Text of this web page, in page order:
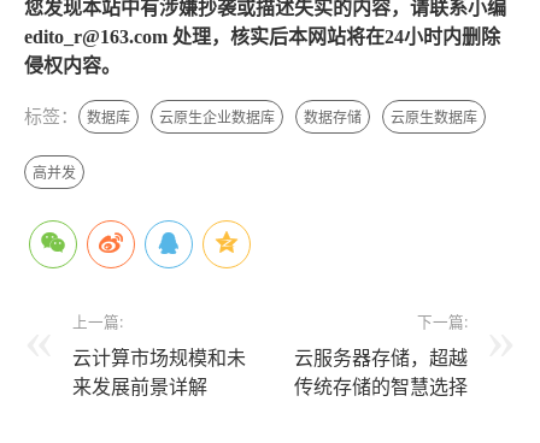
您发现本站中有涉嫌抄袭或描述失实的内容，请联系小编
edito_r@163.com 处理，核实后本网站将在24小时内删除
侵权内容。
标签： 数据库 云原生企业数据库 数据存储 云原生数据库
高并发
上一篇:
云计算市场规模和未
来发展前景详解
下一篇:
云服务器存储，超越
传统存储的智慧选择